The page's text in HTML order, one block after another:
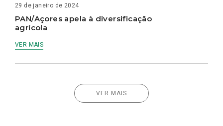
29 de janeiro de 2024
PAN/Açores apela à diversificação
agrícola
VER MAIS
VER MAIS